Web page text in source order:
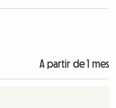
A partir de 1 mes